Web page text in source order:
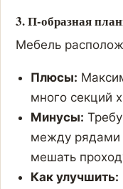
3. П-образная
Мебель
Плюсы:
много секций
Минусы:
между рядами
мешать
Как улучшить: